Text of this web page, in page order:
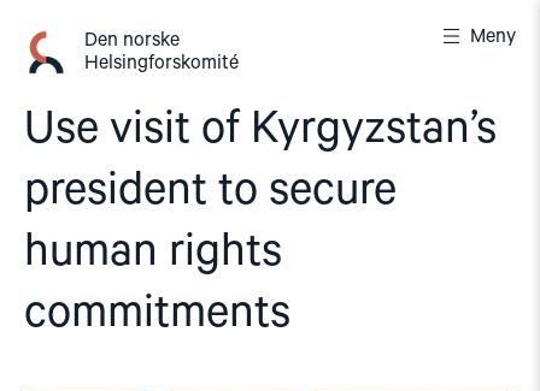
innhold
Den norske
Helsingforskomité
Meny
Use visit of Kyrgyzstan’s
president to secure
human rights
commitments